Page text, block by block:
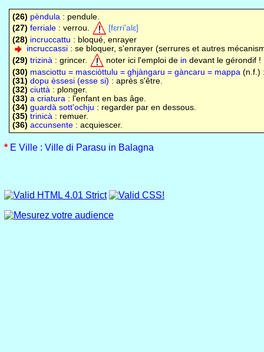
(26) pèndula: pendule.
(27) ferriale: verrou.
[fɛrri'alɛ]
(28) incruccattu : bloqué, enrayer
incruccassi: se bloquer, s'enrayer (serrures et autres
(29) trizinà: grincer. noter ici l'emploi de in devant le gérondif !
(30) masciottu = masciòttulu = ghjàngaru = gàncaru = mappa(n.f.)
(31) dopu èssesi (esse si) : après s'être.
(32) ciuttà: plonger.
(33) a criatura: l'enfant en bas âge.
(34) guardà sott'ochju : regarder par en dessous.
(35) trinicà: remuer.
(36) accunsente: acquiescer.
* E Ville : Ville di Parasu in Balagna